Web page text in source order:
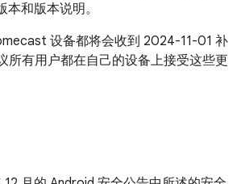
和版本说明。
设备都将会收到 2024-11-01 补
所有用户都在自己的设备上接受这些更